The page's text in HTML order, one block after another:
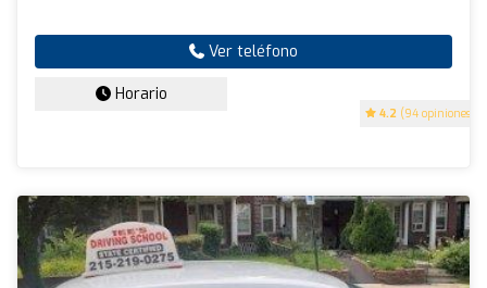
4.2 (94 opiniones)
Ver teléfono
Horario